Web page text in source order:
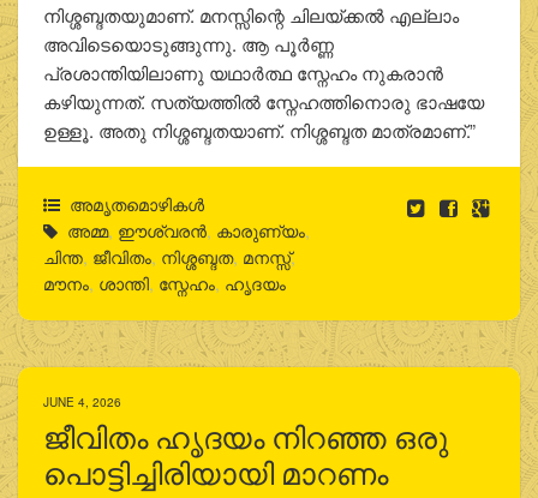
നിശ്ശബ്ദതയുമാണ്. മനസ്സിന്റെ ചിലയ്ക്കല്‍ എല്ലാം
അവിടെയൊടുങ്ങുന്നു. ആ പൂര്‍ണ്ണ
പ്രശാന്തിയിലാണു യഥാര്‍ത്ഥ സ്നേഹം നുകരാന്‍
കഴിയുന്നത്. സത്യത്തില്‍ സ്നേഹത്തിനൊരു ഭാഷയേ
ഉള്ളൂ. അതു നിശ്ശബ്ദതയാണ്. നിശ്ശബ്ദത മാത്രമാണ്.”
അമൃതമൊഴികള്‍
അമ്മ, ഈശ്വരന്‍, കാരുണ്യം,
ചിന്ത, ജീവിതം, നിശ്ശബ്ദത, മനസ്സ്,
മൗനം, ശാന്തി, സ്നേഹം, ഹൃദയം
JUNE 4, 2026
ജീവിതം ഹൃദയം നിറഞ്ഞ ഒരു
പൊട്ടിച്ചിരിയായി മാറണം